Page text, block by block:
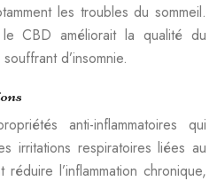
les troubles du sommeil.
CBD améliorait la qualité du
d’insomnie.
anti-inflammatoires qui
irritations respiratoires liées au
l’inflammation chronique,